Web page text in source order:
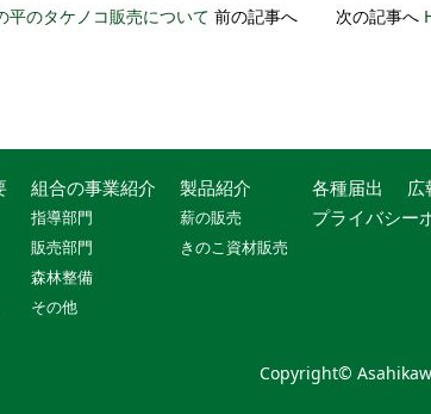
平のタケノコ販売について 前の記事へ 次の記事へ
組合の事業紹介
指導部門
販売部門
森林整備
その他
製品紹介
薪の販売
きのこ資材販売
各種届出
広
プライバシー
Copyright©